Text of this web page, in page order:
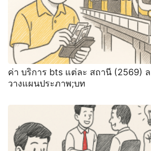
ค่า บริการ bts แต่ละ สถานี (2569) ล
วางแผนประภาพ;บท